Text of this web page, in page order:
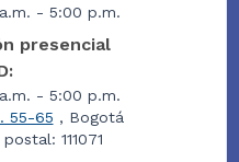
- 5:00 p.m.
presencial
- 5:00 p.m.
55-65 , Bogotá
111071